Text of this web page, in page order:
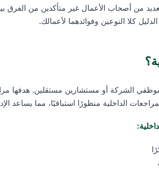
من أصحاب الأعمال غير متأكدين من الفرق
كلا النوعين وفوائدهما لأعمالك.
الشركة أو مستشارين مستقلين. هدفها
الداخلية منظورًا استباقيًا، مما يساعد